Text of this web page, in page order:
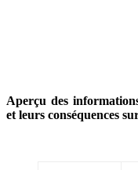
Aperçu des
et leurs conséquences